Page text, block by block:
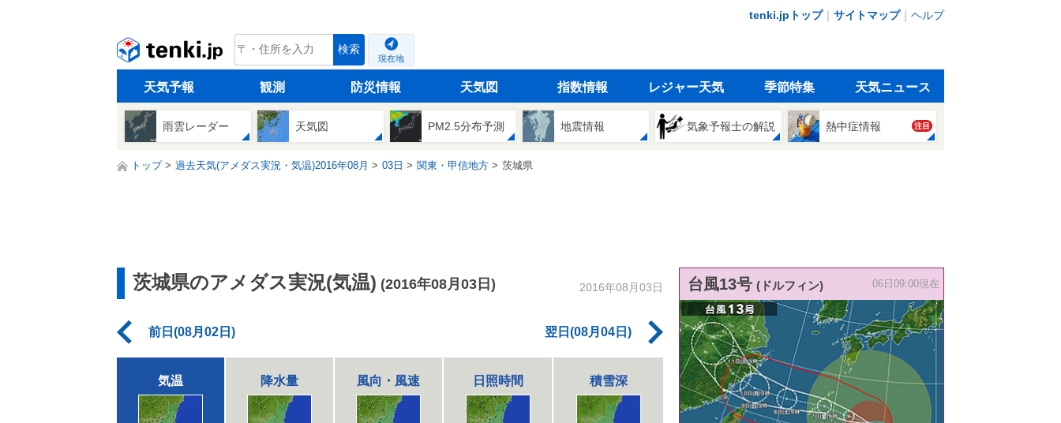
tenki.jpトップ｜ サイトマップ｜ ヘルプ
tenki.jp 検索
現在地
天気予報 観測 防災情報 天気図 指数情報 レジャー天気 季節特集 天気ニュース
雨雲レーダー 天気図 PM2.5分布予測 地震情報 気象予報士の解説 熱中症情報 注目
トップ 過去天気(アメダス実況・気温)2016年08月 03日 関東・甲信地方 茨城県
茨城県のアメダス実況(気温) (2016年08月03日) 2016年08月03日
前日(08月02日) 翌日(08月04日)
気温 降水量 風向・風速 日照時間 積雪深
台風13号 (ドルフィン) 06日09:00現在